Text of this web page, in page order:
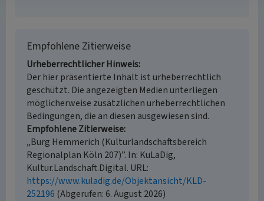
Empfohlene Zitierweise
Urheberrechtlicher Hinweis
Der hier präsentierte Inhalt ist urheberrechtlich
geschützt. Die angezeigten Medien unterliegen
möglicherweise zusätzlichen urheberrechtlichen
Bedingungen, die an diesen ausgewiesen sind.
Empfohlene Zitierweise
„Burg Hemmerich (Kulturlandschaftsbereich
Regionalplan Köln 207)”. In: KuLaDig,
Kultur.Landschaft.Digital. URL:
https://www.kuladig.de/Objektansicht/KLD-
252196 (Abgerufen: 6. August 2026)